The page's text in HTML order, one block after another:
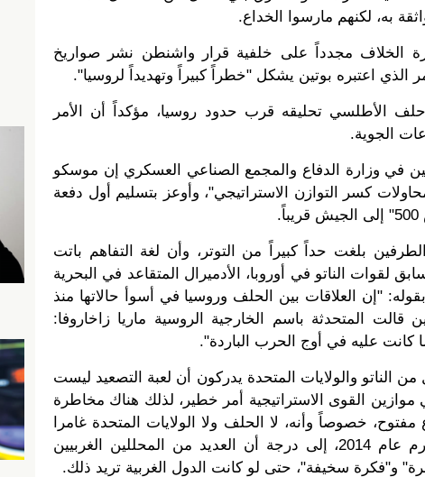
به، لكنهم مارسوا الخداع.
الخلاف مجدداً على خلفية قرار واشنطن نشر صواريخ
الذي اعتبره بوتين يشكل "خطراً كبيراً وتهديداً لروسيا".
الأطلسي تحليقه قرب حدود روسيا، مؤكداً أن الأمر
الجوية.
في وزارة الدفاع والمجمع الصناعي العسكري إن موسكو
كسر التوازن الاستراتيجي"، وأوعز بتسليم أول دفعة
بلغت حداً كبيراً من التوتر، وأن لغة التفاهم باتت
لقوات الناتو في أوروبا، الأدميرال المتقاعد في البحرية
"إن العلاقات بين الحلف وروسيا في أسوأ حالاتها منذ
قالت المتحدثة باسم الخارجية الروسية ماريا زاخاروفا:
كانت عليه في أوج الحرب الباردة".
الناتو والولايات المتحدة يدركون أن لعبة التصعيد ليست
القوى الاستراتيجية أمر خطير، لذلك هناك مخاطرة
خصوصاً وأنه، لا الحلف ولا الولايات المتحدة غامرا
بالقتال من أجل أوكرانيا والقرم عام 2014، إلى درجة أن العديد من المحللين الغربيين
و"فكرة سخيفة"، حتى لو كانت الدول الغربية تريد ذلك.